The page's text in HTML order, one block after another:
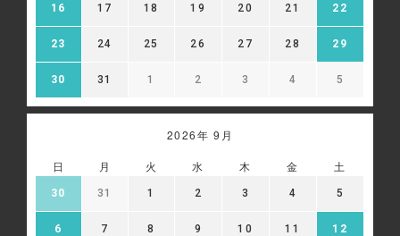
該第三者に提供し、広告配信に利用することがあります。
当該第三者によって取得された情報は、当該第三者のプラ
イバシーポリシーに従って取り扱われます。お客様は、当
該第三者のウェブサイト内に設けられたオプトアウト（無
効化）ページにアクセスして、広告配信を停止することが
※ハッシュ化とは、元の値を復元できない形に変換する処
https://adssettings.google.com/authenticated
16 17 18 19 20 21 22
23 24 25 26 27 28 29
30 31 1 2 3 4 5
2026年 9月
日 月 火 水 木 金 土
30 31 1 2 3 4 5
6 7 8 9 10 11 12